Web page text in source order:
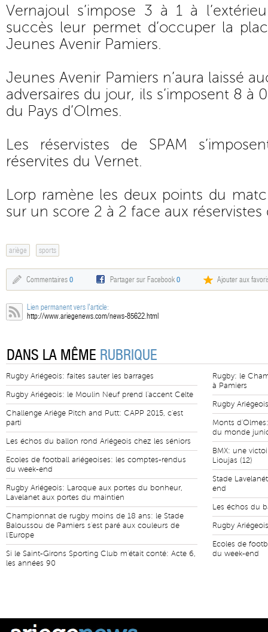
Vernajoul s’impose 3 à 1 à
succès leur permet d’occuper la
Jeunes Avenir Pamiers.
Jeunes Avenir Pamiers n’aura laissé
adversaires du jour, ils s’imposent 8 à
du Pays d’Olmes.
Les réservistes de SPAM
réservites du Vernet.
Lorp ramène les deux points du
sur un score 2 à 2 face aux réservistes
ariège sports
Commentaires 0 Partager sur Facebook0 Ajouter aux
Lien permanent vers l'article:
http://www.ariegenews.com/news-85622.html
DANS LA MÊME RUBRIQUE
Rugby Ariégeois: faites sauter les barrages
Rugby Ariégeois: le Moulin Neuf prend l'accent Celte
Challenge Ariège Pitch and Putt: CAPP 2015, c'est
parti
Les échos du ballon rond Ariégeois chez les séniors
Ecoles de football ariégeoises: les comptes-rendus
du week-end
Rugby Ariégeois: Laroque aux portes du bonheur,
Lavelanet aux portes du maintien
Championnat de rugby moins de 18 ans: le Stade
Baloussou de Pamiers s'est paré aux couleurs de
l'Europe
Si le Saint-Girons Sporting Club m'était conté: Acte 6,
les années 90
Rugby: le
à Pamiers
Rugby
Monts
du monde
BMX: une
Lioujas (12)
Stade
end
Les échos du
Rugby
Ecoles de
du week-end